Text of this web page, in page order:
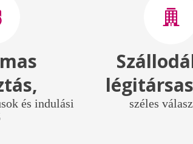
és indulási
széles